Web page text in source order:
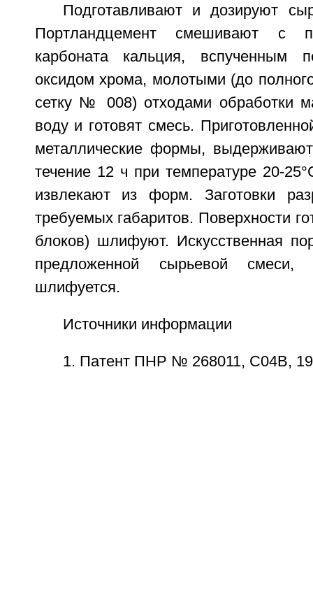
Подготавливают и дозируют
Портландцемент смешивают с
карбоната кальция, вспученным
оксидом хрома, молотыми (до
сетку № 008) отходами обработки
воду и готовят смесь.
металлические формы,
течение 12 ч при температуре 20-
извлекают из форм. Заготовки
требуемых габаритов. Поверхности
блоков) шлифуют. Искусственная
предложенной сырьевой
шлифуется.
Источники информации
1. Патент ПНР № 268011, С04В,